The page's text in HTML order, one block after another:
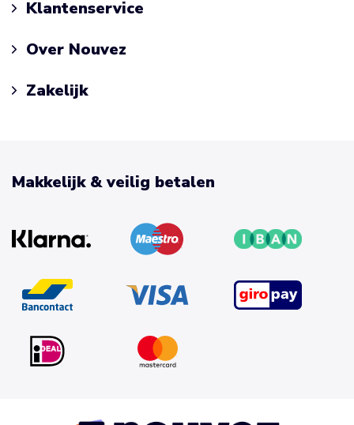
Klantenservice
Over Nouvez
Zakelijk
Makkelijk & veilig betalen